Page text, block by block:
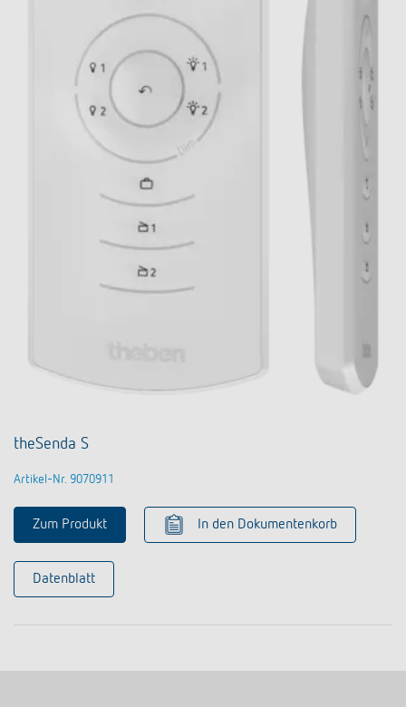
theSenda S
Artikel-Nr. 9070911
Zum Produkt In den Dokumentenkorb
Datenblatt